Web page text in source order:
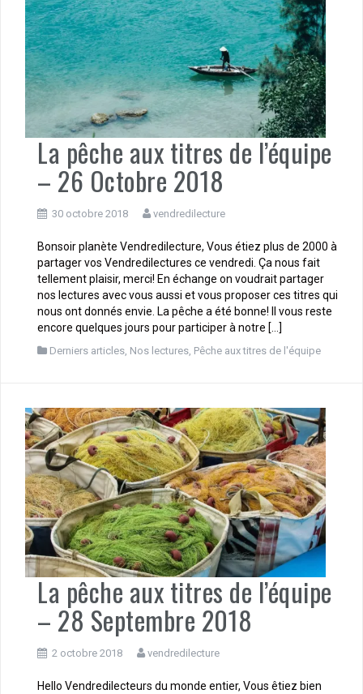
La pêche aux titres de l’équipe
– 26 Octobre 2018
30 octobre 2018 vendredilecture
Bonsoir planète Vendredilecture, Vous étiez plus de 2000 à
partager vos Vendredilectures ce vendredi. Ça nous fait
tellement plaisir, merci! En échange on voudrait partager
nos lectures avec vous aussi et vous proposer ces titres qui
nous ont donnés envie. La pêche a été bonne! Il vous reste
encore quelques jours pour participer à notre […]
Derniers articles, Nos lectures, Pêche aux titres de l'équipe
La pêche aux titres de l’équipe
– 28 Septembre 2018
2 octobre 2018 vendredilecture
Hello Vendredilecteurs du monde entier, Vous êtiez bien